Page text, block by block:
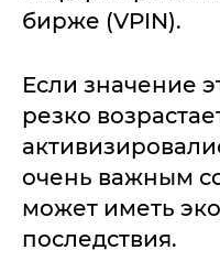
бирже (VPIN).
Если значение
резко
очень важным
может иметь
последствия.